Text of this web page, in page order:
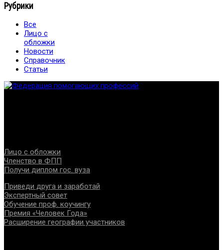
Рубрики
Все
Лицо с
обложки
Новости
Справочник
Статьи
Лицо с обложки
Членство в ФПП
Получи диплом гос. вуза
Приведи друга и заработай
Экспертный совет
Обучение проф. коучингу
Премия «Человек Года»
Расширение географии участников